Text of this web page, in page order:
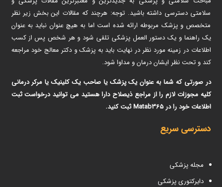
سلامتی دسترسی داشته باشید. توجه: هرچند که مقالات این بخش زیر نظر
متخصص و پزشک مربوطه ارائه شده است اما به هیچ عنوان نباید به عنوان
یک راهنما و یک دستور العمل پزشکی تلقی شود و هر شخص پس از کسب
اطلاعات در زمینه مورد نظر در نهایت باید به پزشک و دکتر معالج خود مراجعه
کند و تحت نظر ایشان درمان و مداوا شود.
در صورتی که شما به عنوان یک پزشک یا صاحب یک کلینیک یا مرکر درمانی
کلیه مجوزات لازم را از مراجع ذیصلاح دارا هستید می توانید درخواست ثبت
اطلاعات خود را در Matab365 ثبت کنید.
دسترسی سریع
مجله پزشکی
دایرکتوری پزشکی